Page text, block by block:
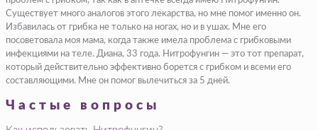
Существует много аналогов этого лекарства, но мне помог именно он.
Избавилась от грибка не только на ногах, но и в ушах. Мне его
посоветовала моя мама, когда также имела проблема с грибковыми
инфекциями на теле. Диана, 33 года. Нитрофунгин — это тот препарат,
который действительно эффективно борется с грибком и всеми его
составляющими. Мне он помог вылечиться за 5 дней.
Частые вопросы